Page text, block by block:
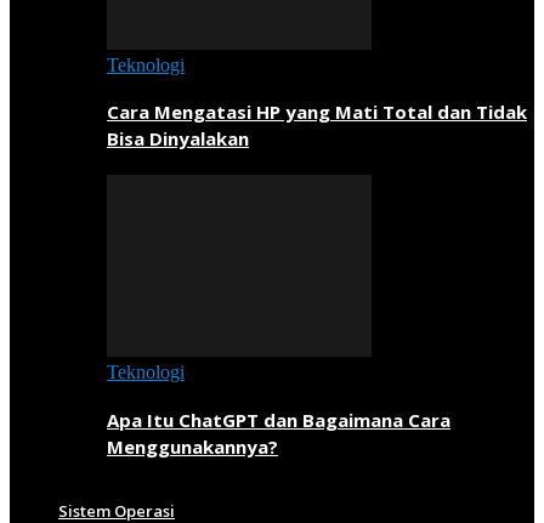
Teknologi
Cara Mengatasi HP yang Mati Total dan Tidak
Bisa Dinyalakan
Teknologi
Apa Itu ChatGPT dan Bagaimana Cara
Menggunakannya?
Sistem Operasi